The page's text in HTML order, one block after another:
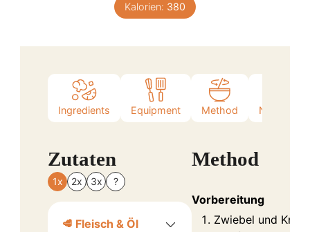
Kalorien: 380
Ingredients Equipment Method Nutrition
Zutaten
1x 2x 3x ?
🥩 Fleisch & Öl
Method
Vorbereitung
Zwiebel und